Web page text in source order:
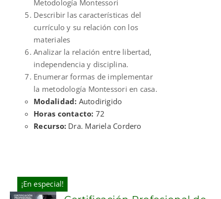
Metodología Montessori
Describir las características del
currículo y su relación con los
materiales
Analizar la relación entre libertad,
independencia y disciplina.
Enumerar formas de implementar
la metodología Montessori en casa.
Modalidad: Autodirigido
Horas contacto: 72
Recurso: Dra. Mariela Cordero
¡En especial!